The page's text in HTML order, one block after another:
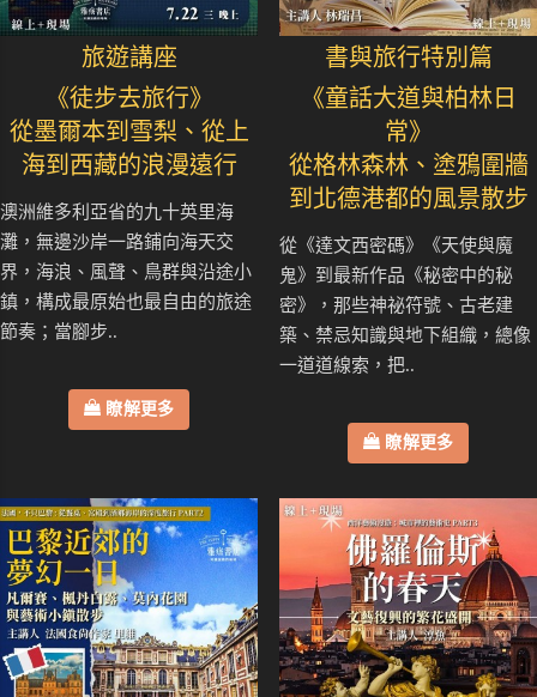
旅遊講座
《徒步去旅行》
從墨爾本到雪梨、從上
海到西藏的浪漫遠行
澳洲維多利亞省的九十英里海
灘，無邊沙岸一路鋪向海天交
界，海浪、風聲、鳥群與沿途小
鎮，構成最原始也最自由的旅途
節奏；當腳步..
瞭解更多
書與旅行特別篇
《童話大道與柏林日
常》
從格林森林、塗鴉圍牆
到北德港都的風景散步
從《達文西密碼》《天使與魔
鬼》到最新作品《秘密中的秘
密》，那些神祕符號、古老建
築、禁忌知識與地下組織，總像
一道道線索，把..
瞭解更多